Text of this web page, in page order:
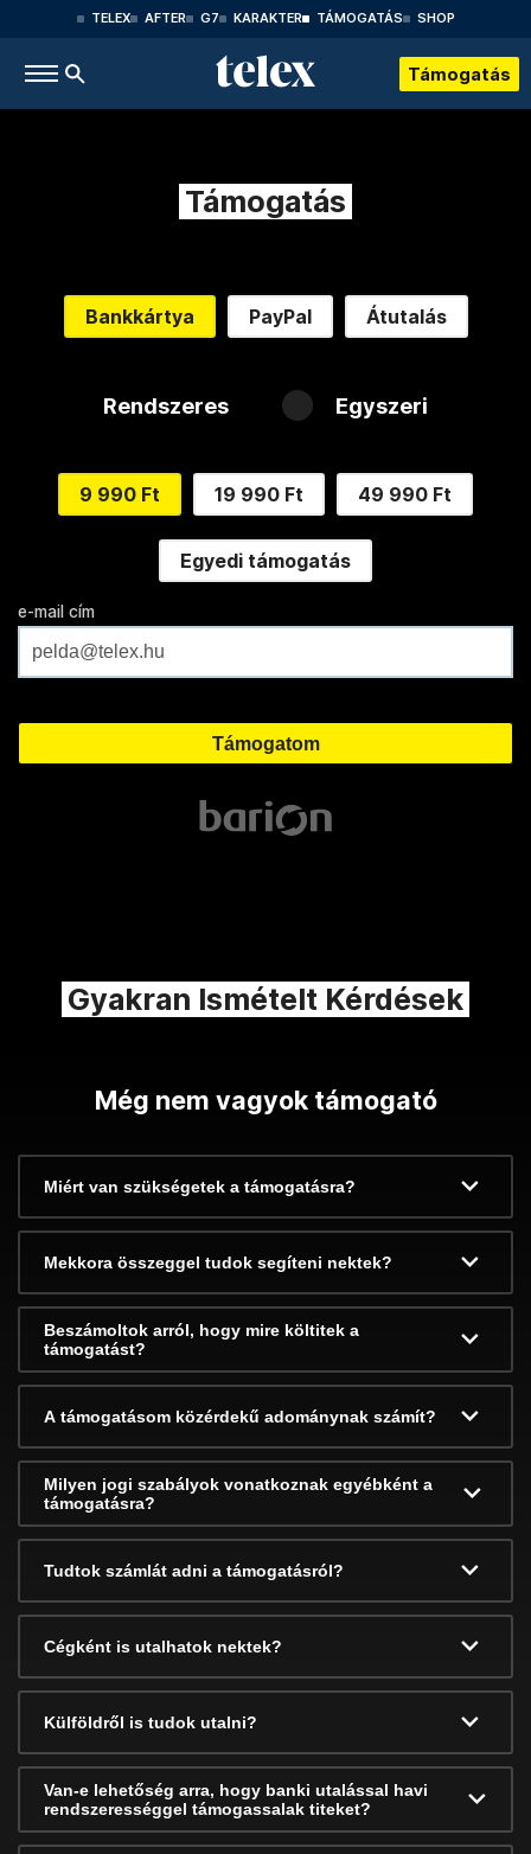
TELEX AFTER G7 KARAKTER TÁMOGATÁS SHOP
Támogatás
Támogatás
Bankkártya PayPal Átutalás
Rendszeres Egyszeri
9 990 Ft 19 990 Ft 49 990 Ft
Egyedi támogatás
e-mail cím
Gyakran Ismételt Kérdések
Még nem vagyok támogató
Miért van szükségetek a támogatásra?
Mekkora összeggel tudok segíteni nektek?
Beszámoltok arról, hogy mire költitek a
támogatást?
A támogatásom közérdekű adománynak számít?
Milyen jogi szabályok vonatkoznak egyébként a
támogatásra?
Tudtok számlát adni a támogatásról?
Cégként is utalhatok nektek?
Külföldről is tudok utalni?
Van-e lehetőség arra, hogy banki utalással havi
rendszerességgel támogassalak titeket?